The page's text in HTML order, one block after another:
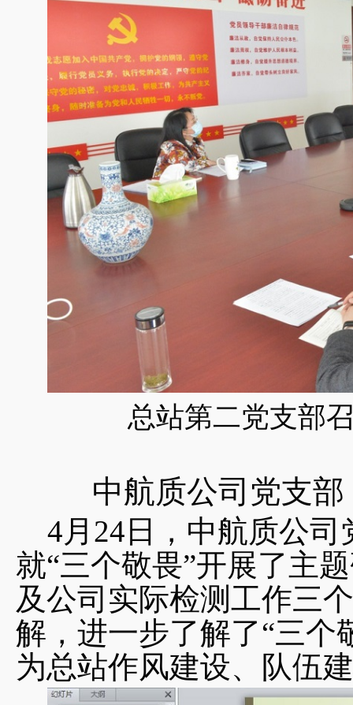
总站第二党支部
中航质公司党支部
4月24日，中航质公
就“三个敬畏”开展了主
及公司实际检测工作三
解，进一步了解了“三个
为总站作风建设、队伍